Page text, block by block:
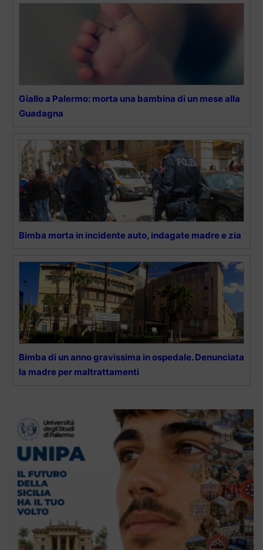
Giallo a Palermo: morta una bambina di un mese alla
Guadagna
Bimba morta in incidente auto, indagate madre e zia
Bimba di un anno gravissima in ospedale. Denunciata
la madre per maltrattamenti